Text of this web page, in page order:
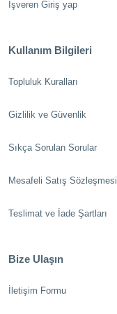
İşveren Giriş yap
Kullanım Bilgileri
Topluluk Kuralları
Gizlilik ve Güvenlik
Sıkça Sorulan Sorular
Mesafeli Satış Sözleşmesi
Teslimat ve İade Şartları
Bize Ulaşın
İletişim Formu